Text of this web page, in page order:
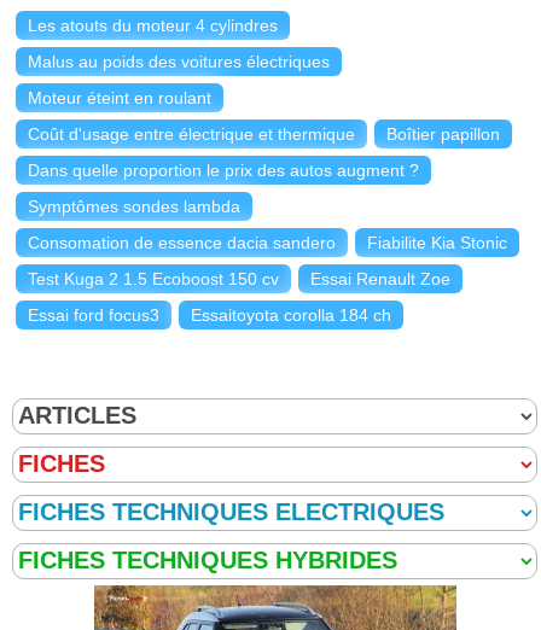
Les atouts du moteur 4 cylindres
Malus au poids des voitures électriques
Moteur éteint en roulant
Coût d'usage entre électrique et thermique
Boîtier papillon
Dans quelle proportion le prix des autos augment ?
Symptômes sondes lambda
Consomation de essence dacia sandero
Fiabilite Kia Stonic
Test Kuga 2 1.5 Ecoboost 150 cv
Essai Renault Zoe
Essai ford focus3
Essaitoyota corolla 184 ch